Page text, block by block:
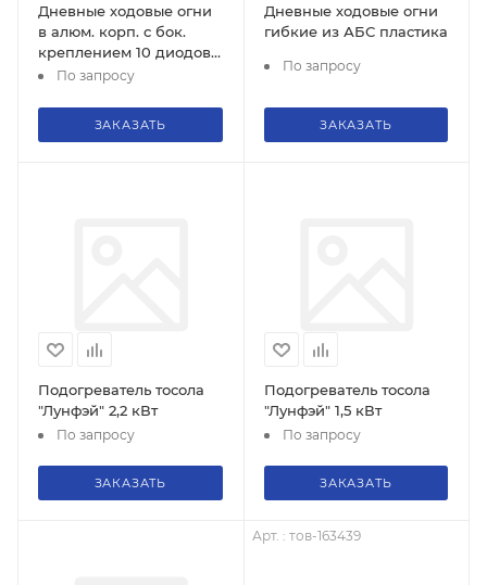
Дневные ходовые огни
в алюм. корп. с бок.
креплением 10 диодов,
10Вт встроен
По запросу
ЗАКАЗАТЬ
Дневные ходовые огни
гибкие из АБС пластика
По запросу
ЗАКАЗАТЬ
Подогреватель тосола
"Лунфэй" 2,2 кВт
По запросу
ЗАКАЗАТЬ
Подогреватель тосола
"Лунфэй" 1,5 кВт
По запросу
ЗАКАЗАТЬ
Арт. : тов-163439